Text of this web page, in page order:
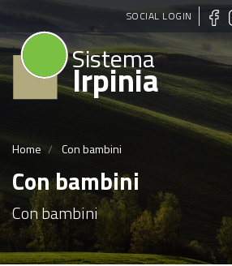
Salta
al
contenuto
principale
SOCIAL LOGIN
Sistema
Irpinia
Home Con bambini
Con bambini
Con bambini